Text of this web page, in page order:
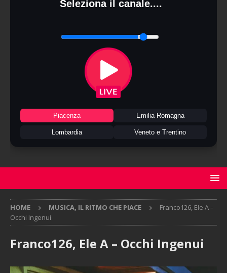
Seleziona il canale....
Piacenza Emilia Romagna
Lombardia Veneto e Trentino
HOME MUSICA, IL RITMO CHE PIACE
Franco126, Ele A –
Occhi Ingenui
Franco126, Ele A – Occhi Ingenui